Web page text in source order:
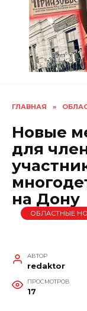
ГЛАВНАЯ »
Новые
для
на Дону
ОБЛАСТНЫЕ
АВТОР
redaktor
ПРОСМОТРОВ
17